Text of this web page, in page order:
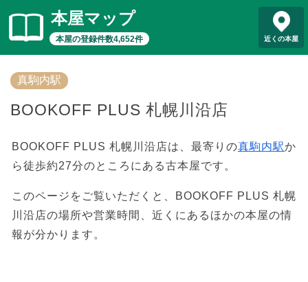
本屋マップ
本屋の登録件数4,652件 近くの本屋
真駒内駅
BOOKOFF PLUS 札幌川沿店
BOOKOFF PLUS 札幌川沿店は、最寄りの真駒内駅か
ら徒歩約27分のところにある古本屋です。
このページをご覧いただくと、BOOKOFF PLUS 札幌
川沿店の場所や営業時間、近くにあるほかの本屋の情
報が分かります。